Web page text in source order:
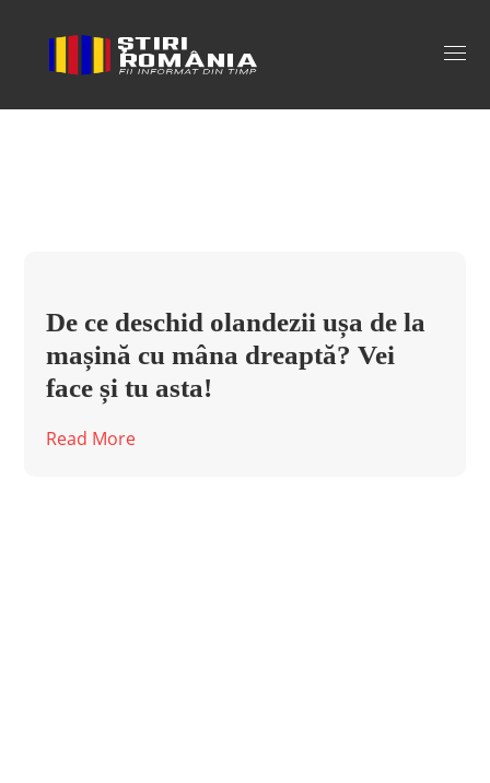
olandezii deschid usa masinii cu
mana dreapta Tag
De ce deschid olandezii ușa de la
mașină cu mâna dreaptă? Vei
face și tu asta!
Read More